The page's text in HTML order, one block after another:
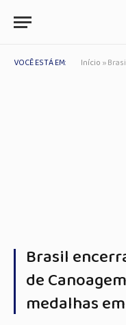
VOCÊ ESTÁ EM: Início »Brasil
Brasil
de
medalhas